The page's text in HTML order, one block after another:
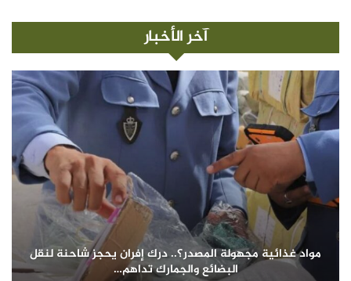
آخر الأخبار
مواد غذائية مجهولة المصدر؟.. درك إفران يحجز شاحنة لنقل
البضائع والجمارك تداهم…